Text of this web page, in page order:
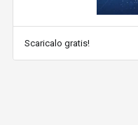
Scaricalo gratis!